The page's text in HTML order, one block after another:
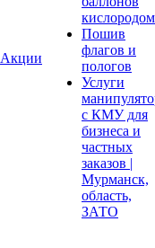
Акции
кислородом
Пошив
флагов и
пологов
Услуги
с КМУ для
бизнеса и
частных
заказов |
Мурманск,
область,
ЗАТО